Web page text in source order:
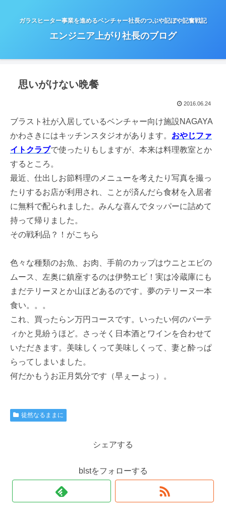
ガラスヒーター事業を進めるベンチャー社長のつぶや記ぼや記奮戦記
エンジニア上がり社長のブログ
思いがけない晩餐
2016.06.24
ブラスト社が入居しているベンチャー向け施設NAGAYA
かわさきにはキッチンスタジオがあります。 おやじファ
イトクラブで使ったりもしますが、本来は料理教室とか
するところ。
最近、仕出しお節料理のメニューを考えたり写真を撮っ
たりするお店が利用され、ことが済んだら食材を入居者
に無料で配られました。みんな喜んでタッパーに詰めて
持って帰りました。
その戦利品？！がこちら
色々な種類のお魚、お肉、手前のカップはウニとエビの
ムース、左奥に鎮座するのは伊勢エビ！実は冷蔵庫にも
まだテリーヌとか山ほどあるのです。夢のテリーヌ一本
食い。。。
これ、買ったらン万円コースです。いったい何のパーテ
ィかと見紛うほど。さっそく日本酒とワインを合わせて
いただきます。美味しくって美味しくって、妻と酔っぱ
らってしまいました。
何だかもうお正月気分です（早ぇーよっ）。
徒然なるままに
シェアする
blstをフォローする